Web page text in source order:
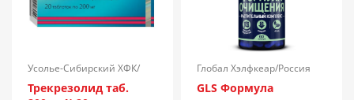
Усолье-Сибирский ХФК/
Россия
Трекрезолид таб.
Глобал Хэлфкеар/Россия
GLS Формула